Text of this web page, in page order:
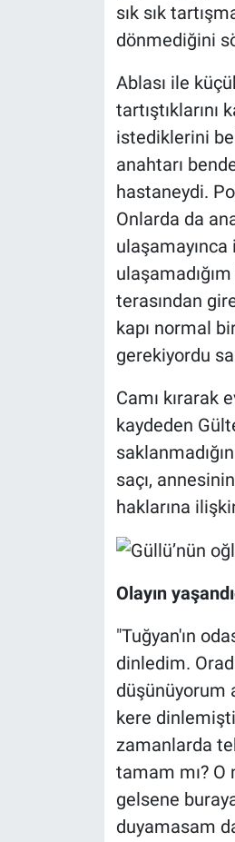
sık sık
dönmediğini
Ablası ile
istediklerini
anahtarı
hastaneydi.
Onlarda da
terasından
kapı normal
gerekiyordu
Camı kırarak
kaydeden
saçı,
haklarına
Olayın
"Tuğyan'ın
dinledim.
düşünüyorum
kere
zamanlarda
tamam mı? O
gelsene
duyamasam